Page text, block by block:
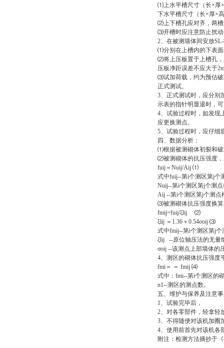
⑴上水平槽尺寸（长×厚×
下水平槽尺寸（长×厚×
⑵上下槽孔应对齐，两槽
⑶开槽时应注意防止扰
2、在被测墙体间安放
⑴分别在上槽内的下表面
⑵将上压板置于上槽孔，
压板净距误差不应大于
⑶试加荷载，约为预估破
正式测试。
3、正式测试时，应分别
示表的指针明显退时，
4、试验过程时，如发现
应更换测点。
5、试验过程时，应仔细
四、数据分析：
⑴根据被测砌体初裂和破
⑵被测砌体的抗压强度
fuij＝Nuij/Aij ⑴
式中fuij--第i个测区第j个
Nuij--第i个测区第j个测
Aij --第i个测区第j个测点
⑶被测砌体抗压强度换
fmij=fuij/ξlij ⑵
ξlij ＝1.36＋0.54σoij ⑶
式中fmij--第i个测区第j个
ξlij --原位轴压法的无量
σoij --该测点上部墙体的
4、测区的砌体抗压强度
fmi＝ ＝ fmij ⑷
式中：fmi--第i个测区的
n1--测区的测点数。
五、维护与保养及注意
1、试验完毕后，
2、对各零部件，轻拿轻
3、不得随便对该机加圈
4、使用前首先对该机各
附注：检测方法摘抄于